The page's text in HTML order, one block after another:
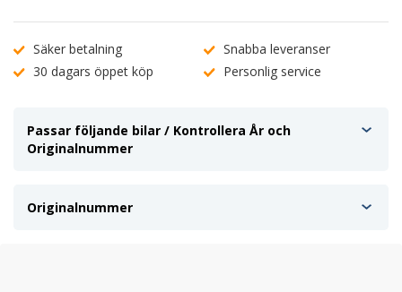
Säker betalning
Snabba leveranser
30 dagars öppet köp
Personlig service
Passar följande bilar / Kontrollera År och
Originalnummer
Originalnummer